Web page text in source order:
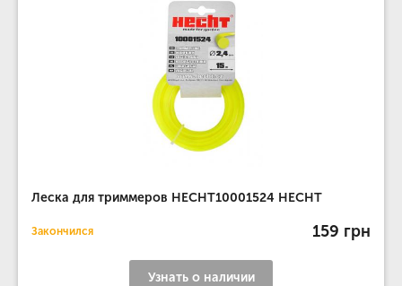
Леска для триммеров HECHT10001524 HECHT
Закончился 159 грн
Узнать о наличии